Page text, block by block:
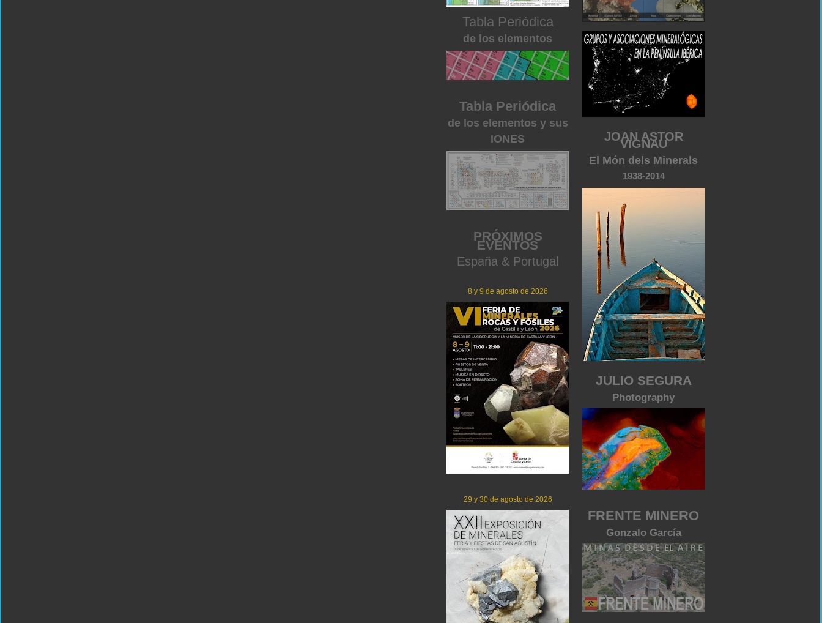
JOAN ASTOR
VIGNAU
El Món dels Minerals
1938-2014
JULIO SEGURA
Photography
FRENTE MINERO
Gonzalo García
Tabla Periódica
de los elementos
Tabla Periódica
de los elementos y sus
IONES
PRÓXIMOS
EVENTOS
España & Portugal
8 y 9 de agosto de 2026
29 y 30 de agosto de 2026